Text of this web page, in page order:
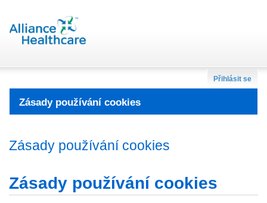
Přihlásit se
Zásady používání cookies
Zásady používání cookies
Zásady používání cookies